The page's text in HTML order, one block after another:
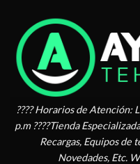
???? Horarios de Atención:
p.m ????Tienda
Recargas, Equipos de
Novedades, Etc.